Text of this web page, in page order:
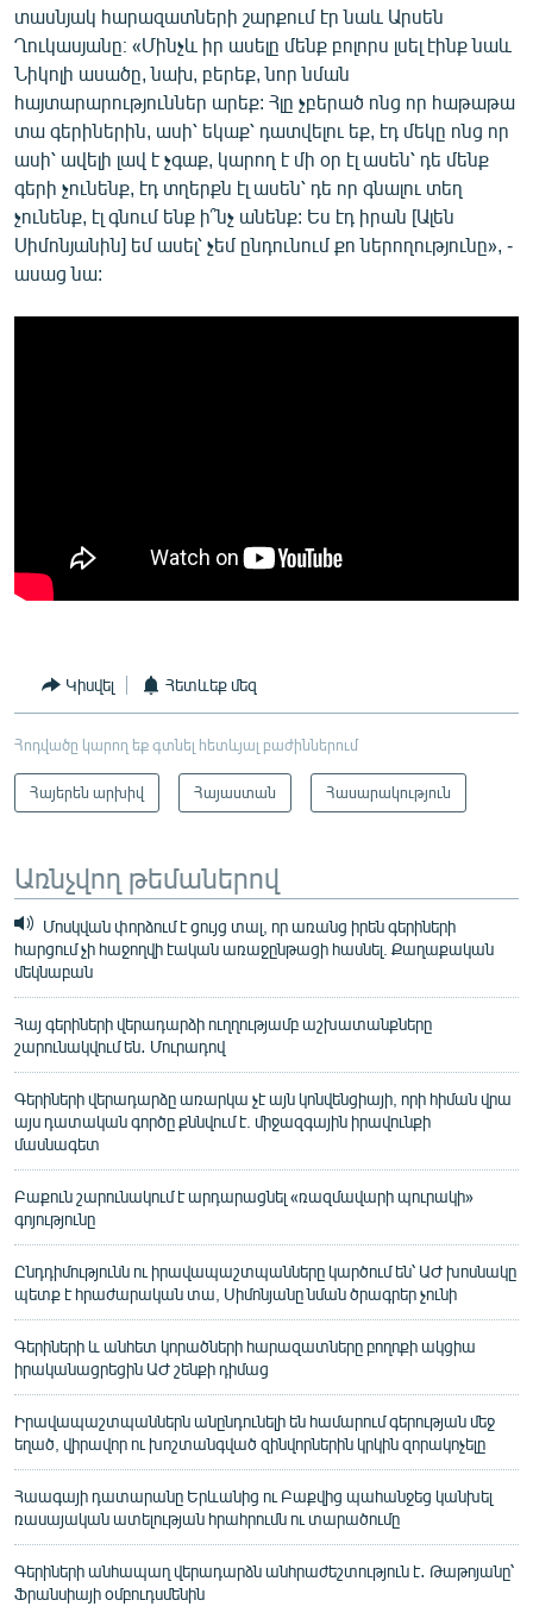
տասնյակ հարազատների շարքում էր նաև Արսեն
Ղուկասյանը։ «Մինչև իր ասելը մենք բոլորս լսել էինք նաև
Նիկոլի ասածը, նախ, բերեք, նոր նման
հայտարարություններ արեք: Հլը չբերած ոնց որ հաթաթա
տա գերիներին, ասի՝ եկաք՝ դատվելու եք, էդ մեկը ոնց որ
ասի՝ ավելի լավ է չգաք, կարող է մի օր էլ ասեն՝ դե մենք
գերի չունենք, էդ տղերքն էլ ասեն՝ դե որ գնալու տեղ
չունենք, էլ գնում ենք ի՞նչ անենք: Ես էդ իրան [Ալեն
Սիմոնյանին] եմ ասել՝ չեմ ընդունում քո ներողությունը», -
ասաց նա:
Կիսվել Հետևեք մեզ
Հոդվածը կարող եք գտնել հետևյալ բաժիններում
Հայերեն արխիվ Հայաստան Հասարակություն
Առնչվող թեմաներով
Մոսկվան փորձում է ցույց տալ, որ առանց իրեն գերիների
հարցում չի հաջողվի էական առաջընթացի հասնել. Քաղաքական
մեկնաբան
Հայ գերիների վերադարձի ուղղությամբ աշխատանքները
շարունակվում են․ Մուրադով
Գերիների վերադարձը առարկա չէ այն կոնվենցիայի, որի հիման վրա
այս դատական գործը քննվում է. միջազգային իրավունքի
մասնագետ
Բաքուն շարունակում է արդարացնել «ռազմավարի պուրակի»
գոյությունը
Ընդդիմությունն ու իրավապաշտպանները կարծում են՝ ԱԺ խոսնակը
պետք է հրաժարական տա, Սիմոնյանը նման ծրագրեր չունի
Գերիների և անհետ կորածների հարազատները բողոքի ակցիա
իրականացրեցին ԱԺ շենքի դիմաց
Իրավապաշտպաններն անընդունելի են համարում գերության մեջ
եղած, վիրավոր ու խոշտանգված զինվորներին կրկին զորակոչելը
Հաագայի դատարանը Երևանից ու Բաքվից պահանջեց կանխել
ռասայական ատելության հրահրումն ու տարածումը
Գերիների անհապաղ վերադարձն անհրաժեշտություն է․ Թաթոյանը՝
Ֆրանսիայի օմբուդսմենին